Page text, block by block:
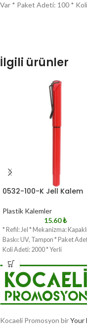
Var * Paket Adeti: 100 *
İlgili ürünler
0532-100-K Jell Kalem
Plastik Kalemler
15.60₺
* Refil: Jel * Mekanizma:
Baskı: UV, Tampon * Paket
Koli Adeti: 2000 * Yerli
Kocaeli Promosyon birYour